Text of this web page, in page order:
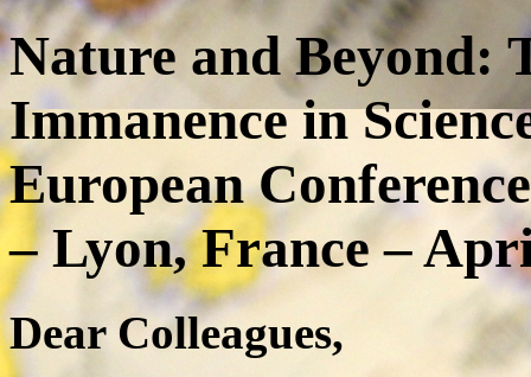
Nature and Beyond:
Immanence in
European
– Lyon, France –
Dear Colleagues,